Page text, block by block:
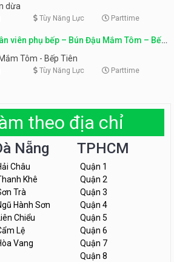
dừa
Tùy Năng Lực Parttime
viên phụ bếp – Bún Đậu Mắm Tôm – Bếp
Tôm - Bếp Tiên
Tùy Năng Lực Parttime
theo địa chỉ
Nẵng
Châu
Khê
Trà
Hành Sơn
Chiểu
Lệ
Vang
TPHCM
Quận 1
Quận 2
Quận 3
Quận 4
Quận 5
Quận 6
Quận 7
Quận 8